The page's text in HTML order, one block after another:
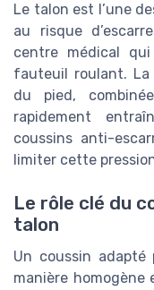
Le talon est l’une
au risque
centre médical
fauteuil roulant. La
du pied,
rapidement
coussins anti-
limiter cette
Le rôle clé du
talon
Un coussin
manière homogène